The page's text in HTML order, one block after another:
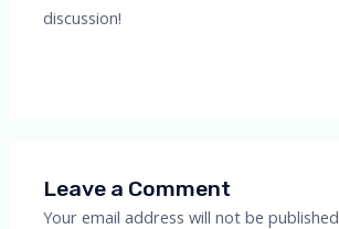
discussion!
Leave a Comment
Your email address will not be